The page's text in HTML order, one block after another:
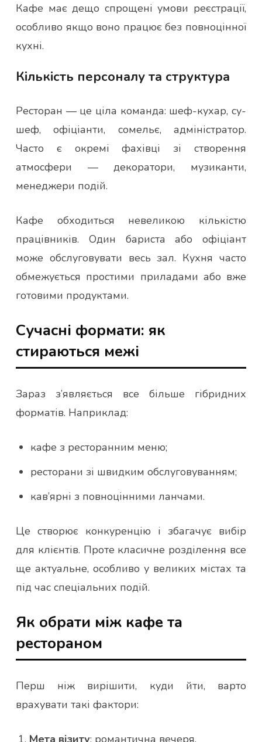
Кафе має дещо спрощені умови реєстрації,
особливо якщо воно працює без повноцінної
кухні.
Кількість персоналу та структура
Ресторан — це ціла команда: шеф-кухар, су-
шеф, офіціанти, сомельє, адміністратор.
Часто є окремі фахівці зі створення
атмосфери — декоратори, музиканти,
менеджери подій.
Кафе обходиться невеликою кількістю
працівників. Один бариста або офіціант
може обслуговувати весь зал. Кухня часто
обмежується простими приладами або вже
готовими продуктами.
Сучасні формати: як
стираються межі
Зараз з’являється все більше гібридних
форматів. Наприклад:
кафе з ресторанним меню;
ресторани зі швидким обслуговуванням;
кав’ярні з повноцінними ланчами.
Це створює конкуренцію і збагачує вибір
для клієнтів. Проте класичне розділення все
ще актуальне, особливо у великих містах та
під час спеціальних подій.
Як обрати між кафе та
рестораном
Перш ніж вирішити, куди йти, варто
врахувати такі фактори:
Мета візиту: романтична вечеря,